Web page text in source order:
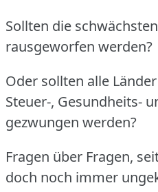
Sollten die
rausgeworfen werden?
Oder sollten alle
Steuer-, Gesundheits-
gezwungen werden?
Fragen über Fragen,
doch noch immer